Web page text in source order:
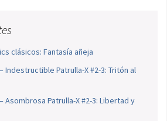
clásicos: Fantasía añeja
Indestructible Patrulla-X #2-3: Tritón al
Asombrosa Patrulla-X #2-3: Libertad y